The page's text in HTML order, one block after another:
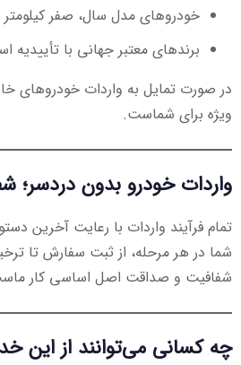
خودروهای مدل سال، صفر کیلومتر یا
برندهای معتبر جهانی با تأییدیه
در صورت تمایل به واردات خودروهای
ویژه برای شماست.
واردات خودرو بدون دردسر؛
تمام فرآیند واردات با رعایت آخرین
شما در هر مرحله، از ثبت سفارش تا
شفافیت و صداقت اصل اساسی کار
چه کسانی می‌توانند از این